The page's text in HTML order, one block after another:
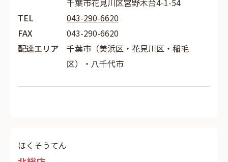
千葉市花見川区宮野木台4-1-54
TEL
043-290-6620
FAX
043-290-6620
配達エリア
千葉市（美浜区・花見川区・稲毛
区）・八千代市
ほくそうてん